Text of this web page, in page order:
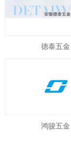
德泰五金
鸿骏五金